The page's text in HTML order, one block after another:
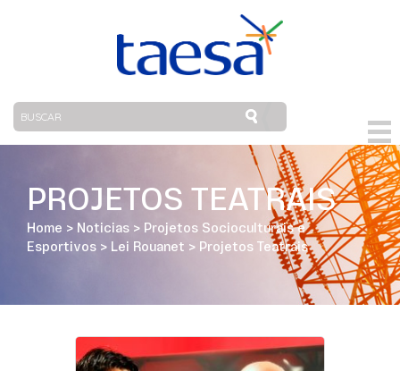
PROJETOS TEATRAIS
Home > Noticias > Projetos Socioculturais e
Esportivos > Lei Rouanet > Projetos Teatrais